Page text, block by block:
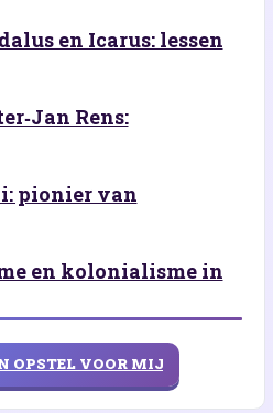
en Icarus: lessen
Rens:
pionier van
en kolonialisme in
OPSTEL VOOR MIJ